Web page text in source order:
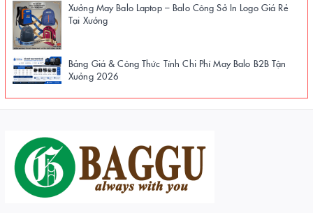
Xưởng May Balo Laptop – Balo Công Sở In Logo Giá Rẻ
Tại Xưởng
Bảng Giá & Công Thức Tính Chi Phí May Balo B2B Tận
Xưởng 2026